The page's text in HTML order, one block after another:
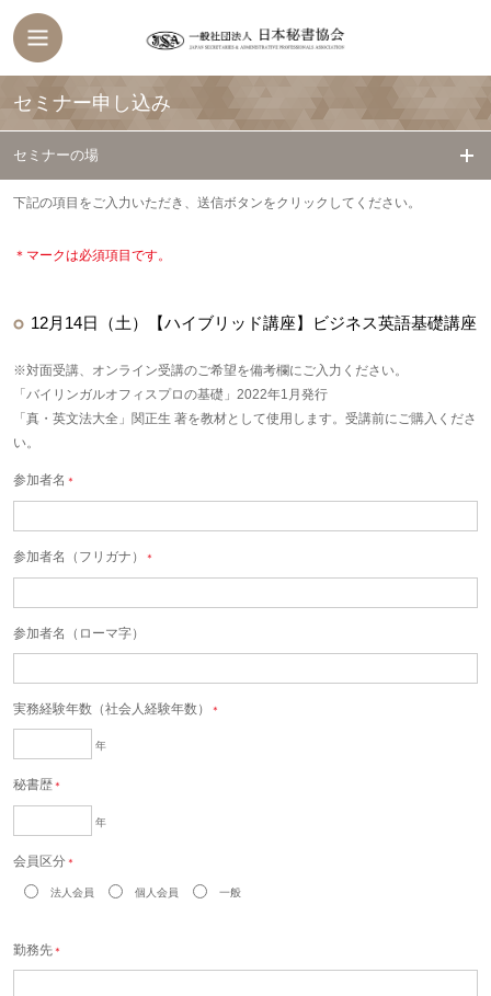
セミナー申し込み
セミナーの場
下記の項目をご入力いただき、送信ボタンをクリックしてください。
＊マークは必須項目です。
12月14日（土）【ハイブリッド講座】ビジネス英語基礎講座
※対面受講、オンライン受講のご希望を備考欄にご入力ください。
「バイリンガルオフィスプロの基礎」2022年1月発行
「真・英文法大全」関正生 著を教材として使用します。受講前にご購入くださ
い。
参加者名 ＊
参加者名（フリガナ） ＊
参加者名（ローマ字）
実務経験年数（社会人経験年数） ＊
年
秘書歴 ＊
年
会員区分 ＊
法人会員 個人会員 一般
勤務先 ＊